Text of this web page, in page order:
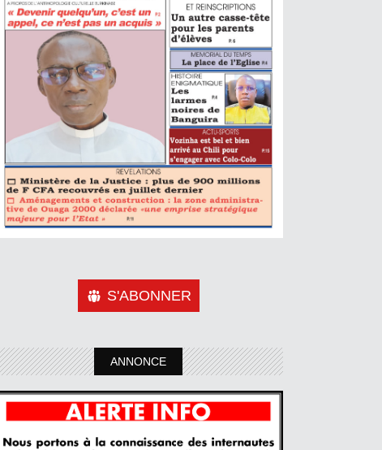
S'ABONNER
ANNONCE